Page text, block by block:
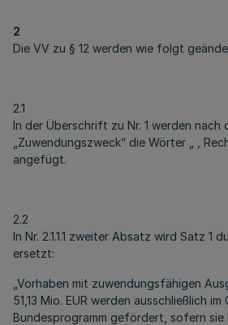
2
Die VV zu § 12 werden wie folgt
2.1
In der Überschrift zu Nr. 1 werden nach
„Zuwendungszweck“ die Wörter „ ,
angefügt.
2.2
In Nr. 2.1.1.1 zweiter Absatz wird Satz 1
ersetzt:
„Vorhaben mit zuwendungsfähigen
51,13 Mio. EUR werden ausschließlich im
Bundesprogramm gefördert, sofern sie